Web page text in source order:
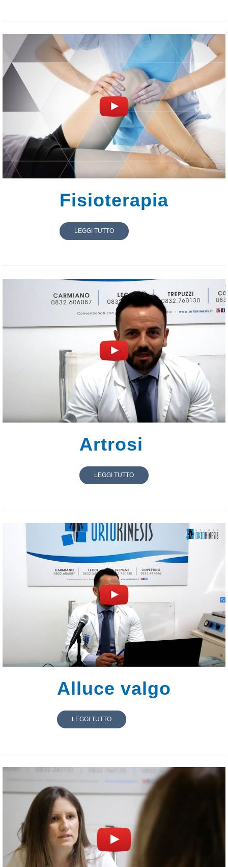
Fisioterapia
LEGGI TUTTO
Artrosi
LEGGI TUTTO
Alluce valgo
LEGGI TUTTO